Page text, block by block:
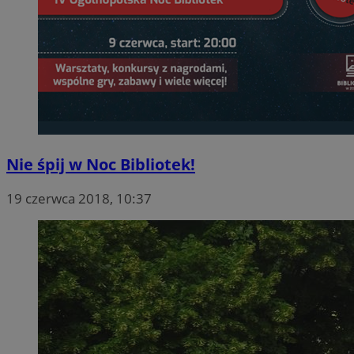
Nie śpij w Noc Bibliotek!
19 czerwca 2018, 10:37